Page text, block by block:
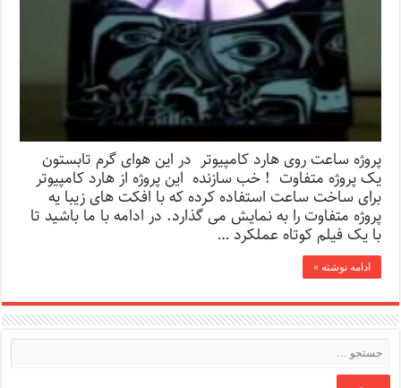
پروژه ساعت روی هارد کامپیوتر در این هوای گرم تابستون
یک پروژه متفاوت ! خب سازنده این پروژه از هارد کامپیوتر
برای ساخت ساعت استفاده کرده که با افکت های زیبا یه
پروژه متفاوت را به نمایش می گذارد. در ادامه با ما باشید تا
با یک فیلم کوتاه عملکرد …
ادامه نوشته »